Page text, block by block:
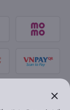
close